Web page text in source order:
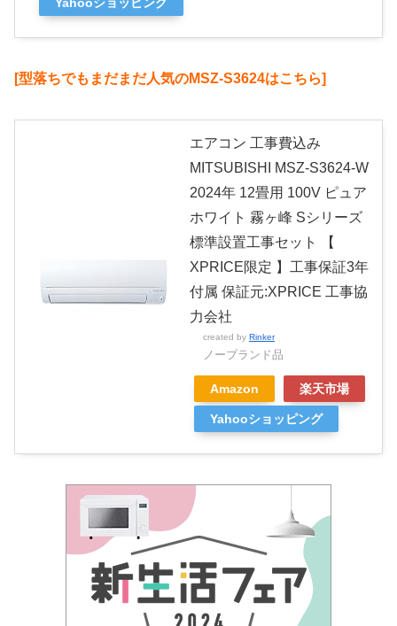
[型落ちでもまだまだ人気のMSZ-S3624はこちら]
エアコン 工事費込み
MITSUBISHI MSZ-S3624-W
2024年 12畳用 100V ピュア
ホワイト 霧ヶ峰 Sシリーズ
標準設置工事セット 【
XPRICE限定 】工事保証3年
付属 保証元:XPRICE 工事協
力会社
created by Rinker
ノーブランド品
Amazon 楽天市場
Yahooショッピング